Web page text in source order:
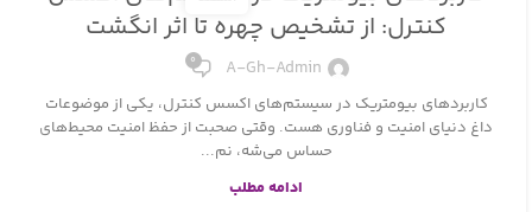
کنترل: از تشخیص چهره تا اثر انگشت
A-Gh-Admin ۰
کاربردهای بیومتریک در سیستم‌های اکسس کنترل، یکی از موضوعات
داغ دنیای امنیت و فناوری هست. وقتی صحبت از حفظ امنیت محیط‌های
حساس می‌شه، نم...
ادامه مطلب